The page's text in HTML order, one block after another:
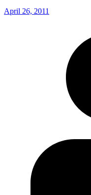
April 26, 2011